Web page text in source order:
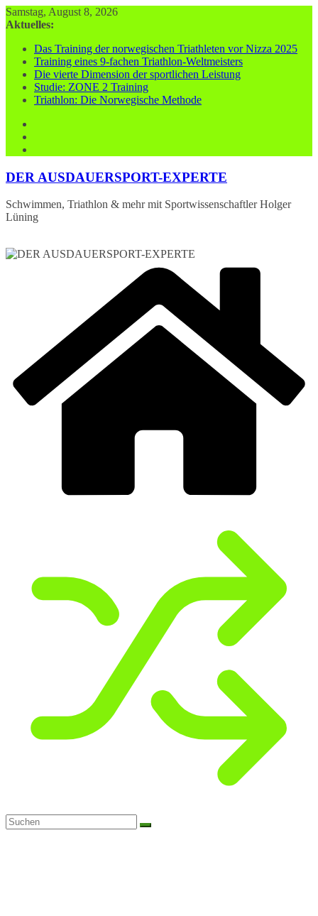
Zum
Inhalt
Samstag, August 8, 2026
Aktuelles:
Das Training der norwegischen Triathleten vor Nizza 2025
Training eines 9-fachen Triathlon-Weltmeisters
Die vierte Dimension der sportlichen Leistung
Studie: ZONE 2 Training
Triathlon: Die Norwegische Methode
DER AUSDAUERSPORT-EXPERTE
Schwimmen, Triathlon & mehr mit Sportwissenschaftler Holger
Lüning